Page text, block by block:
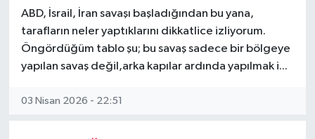
ABD, İsrail, İran savaşı başladığından bu yana,
tarafların neler yaptıklarını dikkatlice izliyorum.
Öngördüğüm tablo şu; bu savaş sadece bir bölgeye
yapılan savaş değil,arka kapılar ardında yapılmak i...
03 Nisan 2026 - 22:51